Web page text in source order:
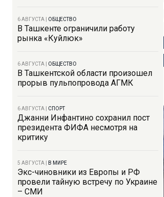
6 АВГУСТА ОБЩЕСТВО
В Ташкенте ограничили работу
рынка «Куйлюк»
6 АВГУСТА ОБЩЕСТВО
В Ташкентской области произошел
прорыв пульпопровода АГМК
6 АВГУСТА СПОРТ
Джанни Инфантино сохранил пост
президента ФИФА несмотря на
критику
5 АВГУСТА В МИРЕ
Экс-чиновники из Европы и РФ
провели тайную встречу по Украине
– СМИ